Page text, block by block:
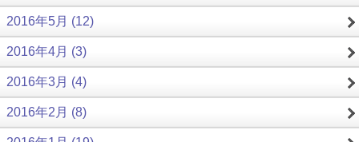
2016年5月 (12)
2016年4月 (3)
2016年3月 (4)
2016年2月 (8)